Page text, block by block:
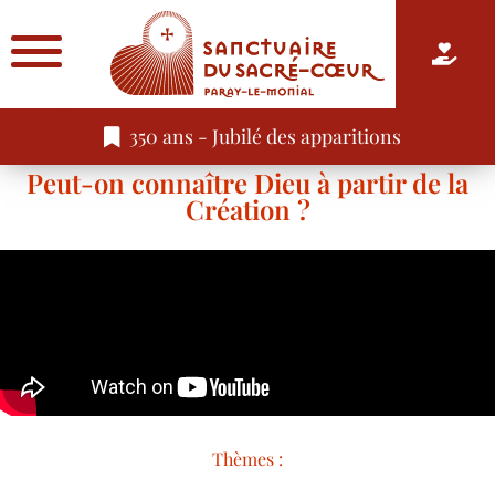
350 ans - Jubilé des apparitions
Peut-on connaître Dieu à partir de la
Création ?
Thèmes :